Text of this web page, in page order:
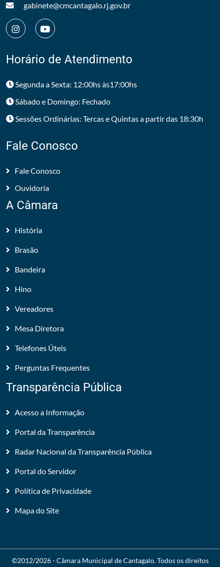
gabinete@cmcantagalo.rj.gov.br
Horário de Atendimento
Segunda a Sexta: 12:00hs às17:00hs
Sábado e Domingo: Fechado
Sessões Ordinárias: Tercas e Quintas a partir das 18:30h
Fale Conosco
Fale Conosco
Ouvidoria
A Câmara
História
Brasão
Bandeira
Hino
Vereadores
Mesa Diretora
Telefones Úteis
Perguntas Frequentes
Transparência Pública
Acesso a Informação
Portal da Transparência
Radar Nacional da Transparência Pública
Portal do Servidor
Política de Privacidade
Mapa do Site
©2012/2026 -Câmara Municipal de Cantagalo. Todos os direitos